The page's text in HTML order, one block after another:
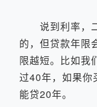
说到利率，二
的，但贷款年限
限越短。比如我
过40年，如果你
能贷20年。